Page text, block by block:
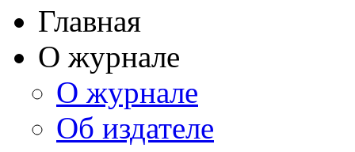
Главная
О журнале
О журнале
Об издателе